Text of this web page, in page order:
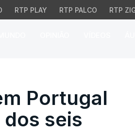
RTP PLAY RTP PALCO RTP
Portugal
Portugal
seis